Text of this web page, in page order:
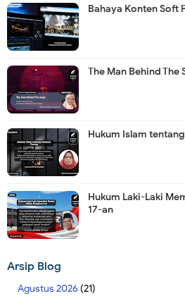
Bahaya Konten Soft
The Man Behind The
Hukum Islam
Hukum Laki-Laki
17-an
Arsip Blog
Agustus 2026 (21)